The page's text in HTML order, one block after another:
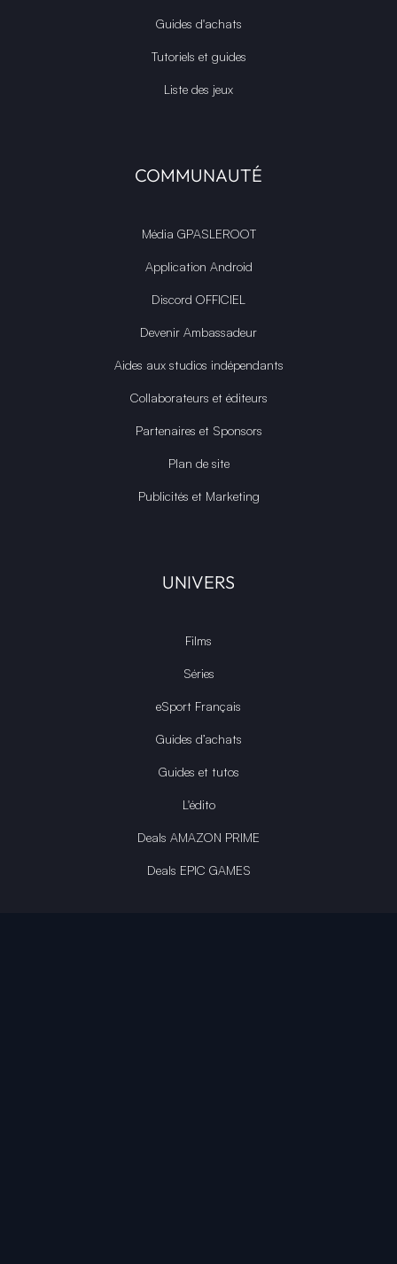
Guides d'achats
Tutoriels et guides
Liste des jeux
COMMUNAUTÉ
Média GPASLEROOT
Application Android
Discord OFFICIEL
Devenir Ambassadeur
Aides aux studios indépendants
Collaborateurs et éditeurs
Partenaires et Sponsors
Plan de site
Publicités et Marketing
UNIVERS
Films
Séries
eSport Français
Guides d’achats
Guides et tutos
L'édito
Deals AMAZON PRIME
Deals EPIC GAMES